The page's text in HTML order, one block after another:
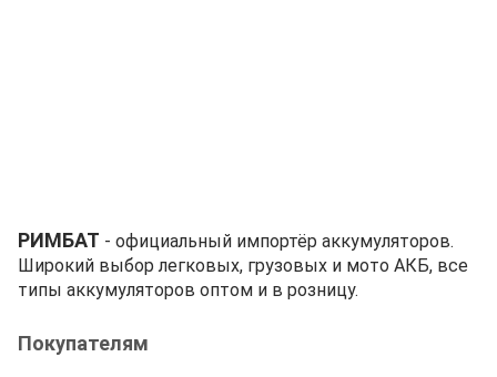
РИМБАТ - официальный импортёр аккумуляторов.
Широкий выбор легковых, грузовых и мото АКБ, все
типы аккумуляторов оптом и в розницу.
Покупателям